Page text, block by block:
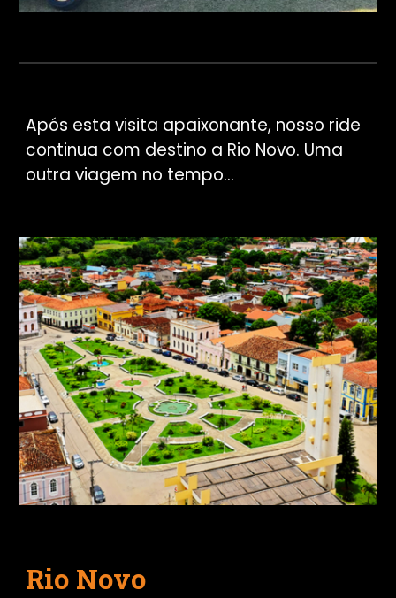
Após esta visita apaixonante, nosso ride
continua com destino a Rio Novo. Uma
outra viagem no tempo...
Rio Novo